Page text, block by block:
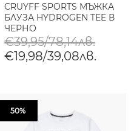
CRUYFF SPORTS МЪЖКА
БЛУЗА HYDROGEN TEE В
ЧЕРНО
€39,95/78,14лв.
€19,98/39,08лв.
50%